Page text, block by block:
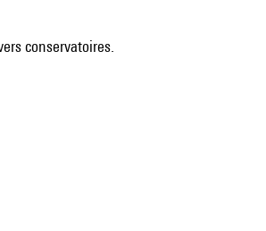
conservatoires.